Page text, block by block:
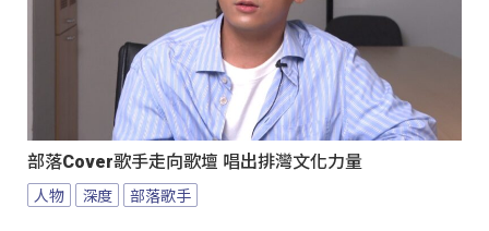
部落Cover歌手走向歌壇 唱出排灣文化力量
人物 深度 部落歌手